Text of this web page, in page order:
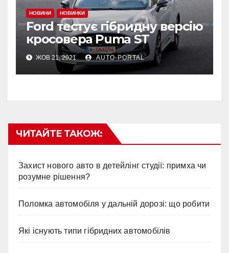
НОВИНИ НОВИНКИ
Ford тестує гібридну версію
кросовера Puma ST
ЖОВ 21, 2021 AUTO-PORTAL
ЧИТАЙТЕ ТАКОЖ:
Захист нового авто в детейлінг студії: примха чи
розумне рішення?
Поломка автомобіля у дальній дорозі: що робити
Які існують типи гібридних автомобілів